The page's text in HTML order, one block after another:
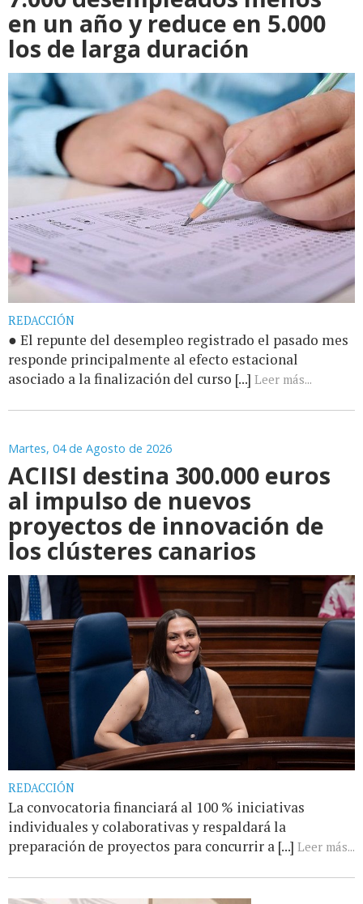
en un año y reduce en 5.000
los de larga duración
REDACCIÓN
● El repunte del desempleo registrado el pasado mes
responde principalmente al efecto estacional
asociado a la finalización del curso [...] Leer más...
Martes, 04 de Agosto de 2026
ACIISI destina 300.000 euros
al impulso de nuevos
proyectos de innovación de
los clústeres canarios
REDACCIÓN
La convocatoria financiará al 100 % iniciativas
individuales y colaborativas y respaldará la
preparación de proyectos para concurrir a [...] Leer más...